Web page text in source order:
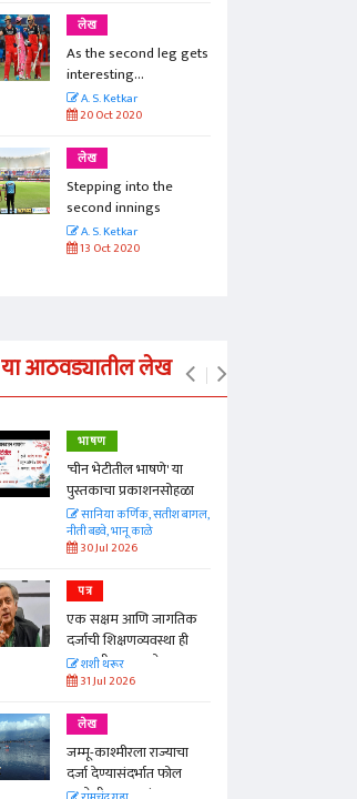
लेख
As the second leg gets
interesting...
A. S. Ketkar
20 Oct 2020
लेख
Stepping into the
second innings
A. S. Ketkar
13 Oct 2020
या आठवड्यातील लेख
भाषण
'चीन भेटीतील भाषणे' या
पुस्तकाचा प्रकाशनसोहळा
सानिया कर्णिक, सतीश बागल,
नीती बडवे, भानू काळे
30 Jul 2026
पत्र
एक सक्षम आणि जागतिक
दर्जाची शिक्षणव्यवस्था ही
काळाची गरज आहे
शशी थरूर
31 Jul 2026
लेख
जम्मू-काश्मीरला राज्याचा
दर्जा देण्यासंदर्भात फोल